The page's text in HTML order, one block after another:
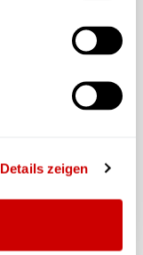
Details zeigen